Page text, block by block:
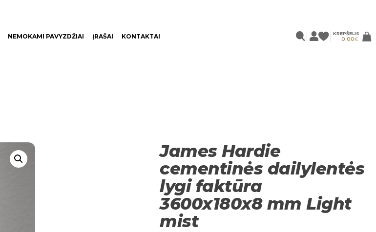
KREPŠELIS
0.00€
NEMOKAMI PAVYZDŽIAI ĮRAŠAI KONTAKTAI
James Hardie
cementinės dailylentės
lygi faktūra
3600x180x8 mm Light
mist